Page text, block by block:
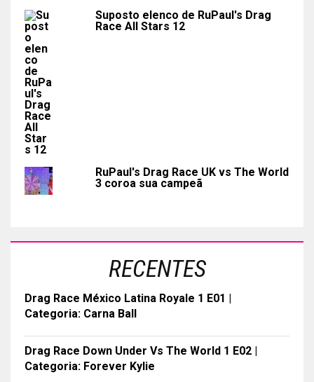
Suposto elenco de RuPaul's Drag
Race All Stars 12
RuPaul's Drag Race UK vs The World
3 coroa sua campeã
RECENTES
Drag Race México Latina Royale 1 E01 |
Categoria: Carna Ball
Drag Race Down Under Vs The World 1 E02 |
Categoria: Forever Kylie